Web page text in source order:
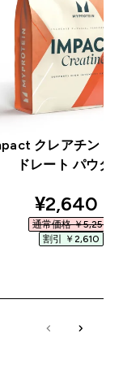
クレアチン モ
ドレート パウダ
¥2,640‎
通常価格 ￥5,250‎
割引 ￥2,610‎